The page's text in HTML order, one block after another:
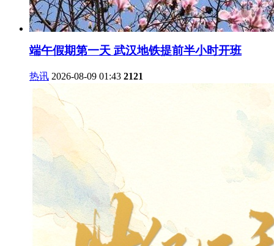
端午假期第一天 武汉地铁提前半小时开班
热讯 2026-08-09 01:43 2121